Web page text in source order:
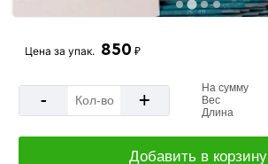
Цена заупак. 850 ₽
- +
На сумму
Вес
Длина
Добавить в корзину